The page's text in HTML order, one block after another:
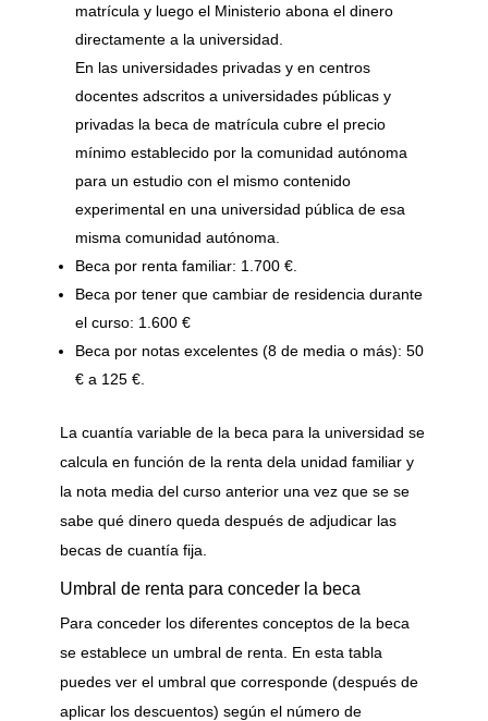
matrícula y luego el Ministerio abona el dinero
directamente a la universidad.
En las universidades privadas y en centros
docentes adscritos a universidades públicas y
privadas la beca de matrícula cubre el precio
mínimo establecido por la comunidad autónoma
para un estudio con el mismo contenido
experimental en una universidad pública de esa
misma comunidad autónoma.
Beca por renta familiar: 1.700 €.
Beca por tener que cambiar de residencia durante
el curso: 1.600 €
Beca por notas excelentes (8 de media o más): 50
€ a 125 €.
La cuantía variable de la beca para la universidad se
calcula en función de la renta dela unidad familiar y
la nota media del curso anterior una vez que se se
sabe qué dinero queda después de adjudicar las
becas de cuantía fija.
Umbral de renta para conceder la beca
Para conceder los diferentes conceptos de la beca
se establece un umbral de renta. En esta tabla
puedes ver el umbral que corresponde (después de
aplicar los descuentos) según el número de